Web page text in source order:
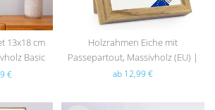
13x18 cm
Basic
€
Holzrahmen Eiche mit
Passepartout, Massivholz (EU) |
Serie 110
ab 12,99 €